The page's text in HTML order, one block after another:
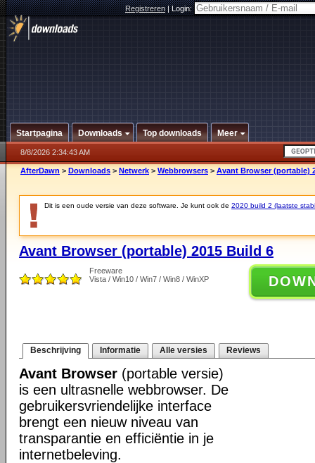
Registreren|Login:
Startpagina Downloads Top downloads Meer
8/8/2026 2:34:43 AM
AfterDawn > Downloads > Netwerk > Webbrowsers > Avant Browser (portable)
Dit is een oude versie van deze software. Je kunt ook de 2020 build 2 (laatste
Avant Browser (portable) 2015 Build 6
Freeware
Vista / Win10 / Win7 / Win8 / WinXP
Beschrijving Informatie Alle versies Reviews
Avant Browser (portable versie)
is een ultrasnelle webbrowser. De
gebruikersvriendelijke interface
brengt een nieuw niveau van
transparantie en efficiëntie in je
internetbeleving.